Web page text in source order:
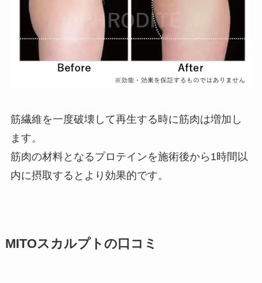
筋繊維を一度破壊して再生する時に筋肉は増加し
ます。
筋肉の材料となるプロテインを施術後から1時間以
内に摂取するとより効果的です。
MITOスカルプトの口コミ